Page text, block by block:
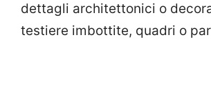
dettagli architettonici o
testiere imbottite, quadri o